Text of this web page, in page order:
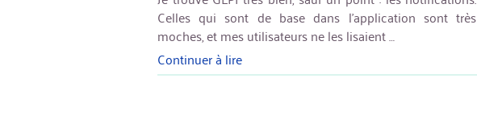
Celles qui sont de base dans l’application sont très
moches, et mes utilisateurs ne les lisaient …
Continuer à lire« GLPI
: